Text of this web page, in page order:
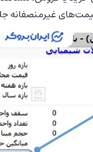
غیرمنصفانه